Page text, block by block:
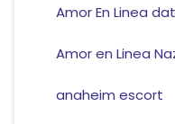
Amor En Linea
Amor en Linea
anaheim escort